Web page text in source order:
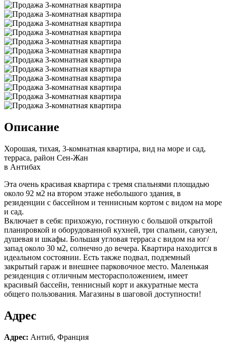
Описание
Хорошая, тихая, 3-комнатная квартира, вид на море и сад,
терраса, район Сен-Жан
в Антибах
Эта очень красивая квартира с тремя спальнями площадью
около 92 м2 на втором этаже небольшого здания, в
резиденции с бассейном и теннисным кортом с видом на море
и сад.
Включает в себя: прихожую, гостиную с большой открытой
планировкой и оборудованной кухней, три спальни, санузел,
душевая и шкафы. Большая угловая терраса с видом на юг/
запад около 30 м2, солнечно до вечера. Квартира находится в
идеальном состоянии. Есть также подвал, подземный
закрытый гараж и внешнее парковочное место. Маленькая
резиденция с отличным месторасположением, имеет
красивый бассейн, теннисный корт и аккуратные места
общего пользования. Магазины в шаговой доступности!
Адрес
Адрес: Антиб, Франция